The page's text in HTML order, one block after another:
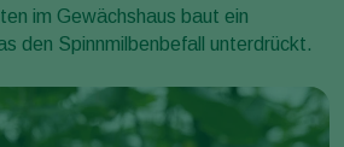
im Gewächshaus baut ein
den Spinnmilbenbefall unterdrückt.